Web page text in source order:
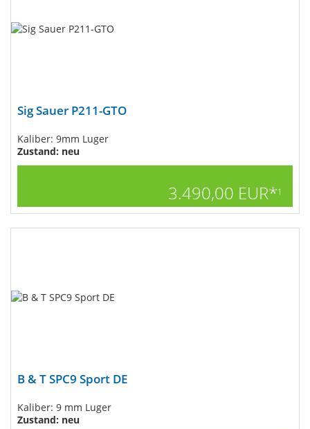
Sig Sauer P211-GTO
Kaliber: 9mm Luger
Zustand: neu
3.490,00 EUR*1
B & T SPC9 Sport DE
Kaliber: 9 mm Luger
Zustand: neu